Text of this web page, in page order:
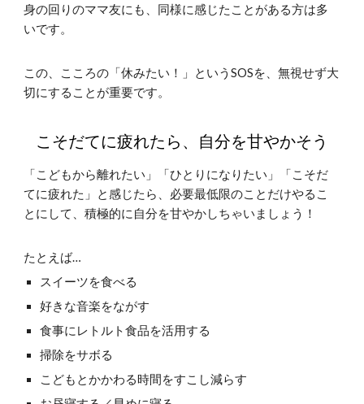
身の回りのママ友にも、同様に感じたことがある方は多
いです。
この、こころの「休みたい！」というSOSを、無視せず大
切にすることが重要です。
こそだてに疲れたら、自分を甘やかそう
「こどもから離れたい」「ひとりになりたい」「こそだ
てに疲れた」と感じたら、必要最低限のことだけやるこ
とにして、積極的に自分を甘やかしちゃいましょう！
たとえば…
スイーツを食べる
好きな音楽をながす
食事にレトルト食品を活用する
掃除をサボる
こどもとかかわる時間をすこし減らす